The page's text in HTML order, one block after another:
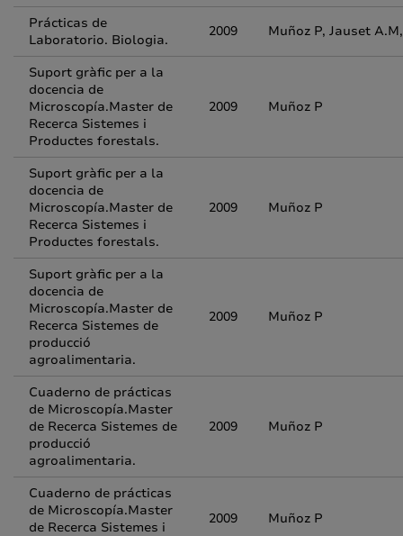
Prácticas de
Laboratorio. Biologia.
2009 Muñoz P, Jauset
Suport gràfic per a la
docencia de
Microscopía.Master de
Recerca Sistemes i
Productes forestals.
2009 Muñoz P
Suport gràfic per a la
docencia de
Microscopía.Master de
Recerca Sistemes i
Productes forestals.
2009 Muñoz P
Suport gràfic per a la
docencia de
Microscopía.Master de
Recerca Sistemes de
producció
agroalimentaria.
2009 Muñoz P
Cuaderno de prácticas
de Microscopía.Master
de Recerca Sistemes de
producció
agroalimentaria.
2009 Muñoz P
Cuaderno de prácticas
de Microscopía.Master
de Recerca Sistemes i
2009 Muñoz P